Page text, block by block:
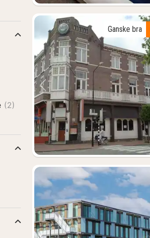
Forrige bilde
Ganske bra
(2)